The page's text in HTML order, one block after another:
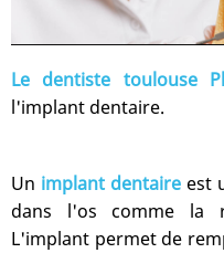
Le dentiste toulouse
l'implant dentaire.
Un implant dentaire est
dans l'os comme la
L'implant permet de